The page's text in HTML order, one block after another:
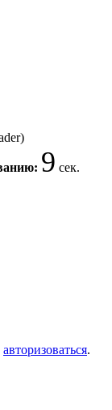
9 сек.
авторизоваться.